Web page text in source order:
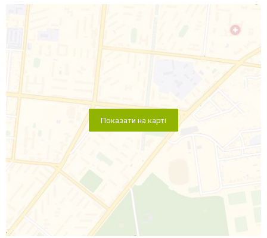
Показати на карті